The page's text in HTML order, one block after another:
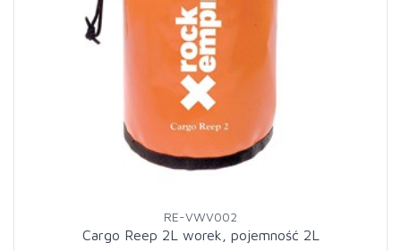
RE-VWV002
Cargo Reep 2L worek, pojemność 2L